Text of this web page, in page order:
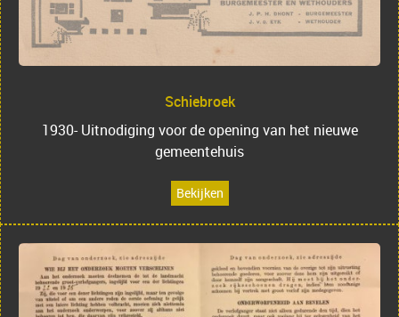
Schiebroek
1930- Uitnodiging voor de opening van het nieuwe
gemeentehuis
Bekijken